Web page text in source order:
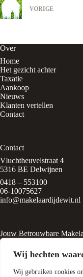
Wij hechten
Wij gebruiken cookies
VORIGE
Over
Home
Het gezicht achter
Taxatie
Aankoop
Nieuws
Klanten vertellen
Contact
Contact
Vluchtheuvelstraat 4
5316 BE Delwijnen
0418 – 553100
06-10075627
info@makelaardijdewit.nl
Jouw Betrouwbare
rustige, groene dorp
geleid door Liesbeth de